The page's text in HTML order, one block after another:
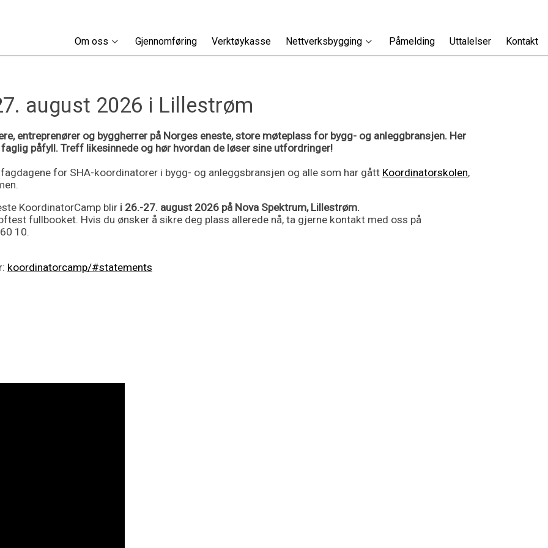
Om oss Gjennomføring Verktøykasse Nettverksbygging Påmelding Uttalelser Kontakt
august 2026 i Lillestrøm
entreprenører og byggherrer på Norges eneste, store møteplass for bygg- og anleggbransjen. Her
påfyll. Treff likesinnede og hør hvordan de løser sine utfordringer!
for SHA-koordinatorer i bygg- og anleggsbransjen og alle som har gått Koordinatorskolen,
KoordinatorCamp blir i 26.-27. august 2026 på Nova Spektrum, Lillestrøm.
fullbooket. Hvis du ønsker å sikre deg plass allerede nå, ta gjerne kontakt med oss på
10.
koordinatorcamp/#statements